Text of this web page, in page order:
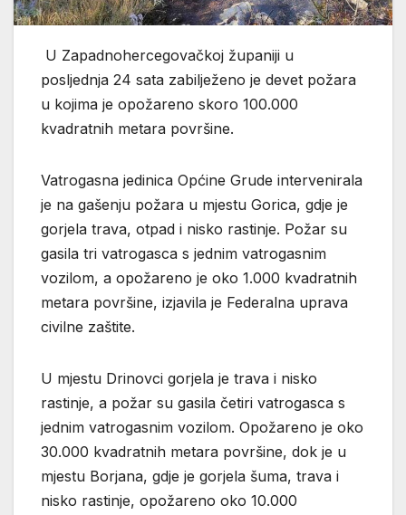
U Zapadnohercegovačkoj županiji u
posljednja 24 sata zabilježeno je devet požara
u kojima je opožareno skoro 100.000
kvadratnih metara površine.
Vatrogasna jedinica Općine Grude intervenirala
je na gašenju požara u mjestu Gorica, gdje je
gorjela trava, otpad i nisko rastinje. Požar su
gasila tri vatrogasca s jednim vatrogasnim
vozilom, a opožareno je oko 1.000 kvadratnih
metara površine, izjavila je Federalna uprava
civilne zaštite.
U mjestu Drinovci gorjela je trava i nisko
rastinje, a požar su gasila četiri vatrogasca s
jednim vatrogasnim vozilom. Opožareno je oko
30.000 kvadratnih metara površine, dok je u
mjestu Borjana, gdje je gorjela šuma, trava i
nisko rastinje, opožareno oko 10.000